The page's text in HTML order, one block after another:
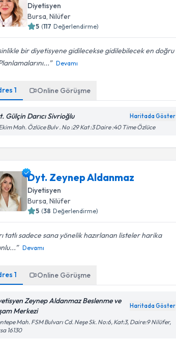
Diyetisyen
Bursa , Nilüfer
5 (117 Değerlendirme)
bir diyetisyene gidilecekse gidilebilecek en doğru
Devamı
1 Online Görüşme
Gülçin Darıcı Sivrioğlu Haritada Göster
Mah. Özlüce Bulv . No :29 Kat :3 Daire :40 Time Özlüce
Dyt. Zeynep Aldanmaz
Diyetisyen
Bursa, Nilüfer
5 (38 Değerlendirme)
tatlı sadece sana yönelik hazırlanan listeler harika
Devamı
1 Online Görüşme
Zeynep Aldanmaz Beslenme ve
Merkezi
Haritada Göster
Mah. FSM Bulvarı Cd. Neşe Sk. No:6, Kat:3, Daire:9 Nilüfer,
16130